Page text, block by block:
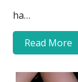
ha…
Read More